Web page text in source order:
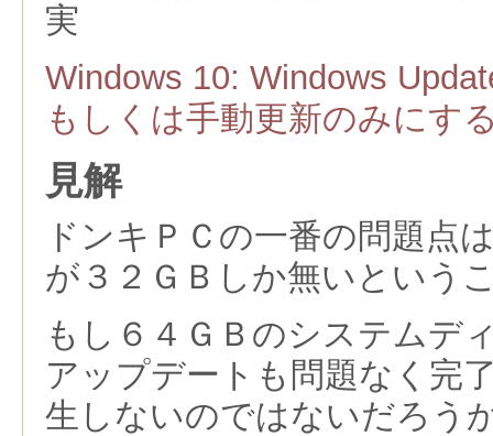
実
Windows 10: Windows
もしくは手動更新のみにす
見解
ドンキＰＣの一番の問題点
が３２ＧＢしか無いという
もし６４ＧＢのシステムデ
アップデートも問題なく完
生しないのではないだろう